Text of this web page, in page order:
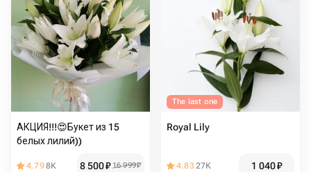
АКЦИЯ!!!😍Букет из 15
белых лилий))
4.798K 8 500₽ 16 999₽
The last one
Royal Lily
4.8327K 1 040₽